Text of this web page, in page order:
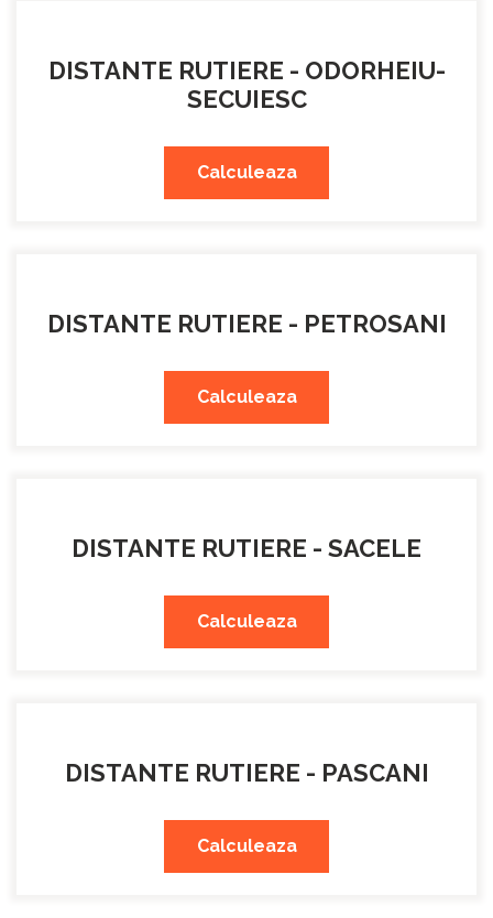
DISTANTE RUTIERE - ODORHEIU-
SECUIESC
Calculeaza
DISTANTE RUTIERE - PETROSANI
Calculeaza
DISTANTE RUTIERE - SACELE
Calculeaza
DISTANTE RUTIERE - PASCANI
Calculeaza